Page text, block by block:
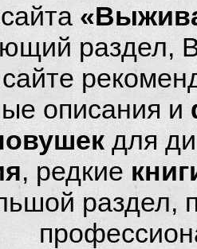
раздел,
описания и
для
, редкие